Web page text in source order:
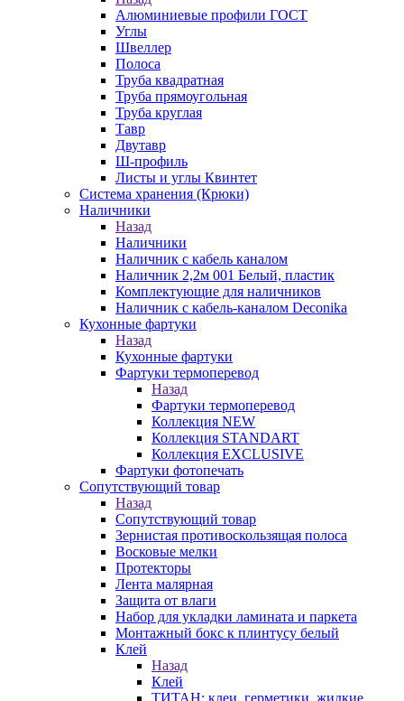
Алюминиевые профили ГОСТ
Углы
Швеллер
Полоса
Труба квадратная
Труба прямоугольная
Труба круглая
Тавр
Двутавр
Ш-профиль
Листы и углы Квинтет
Система хранения (Крюки)
Наличники
Назад
Наличники
Наличник с кабель каналом
Наличник 2,2м 001 Белый, пластик
Комплектующие для наличников
Наличник с кабель-каналом Deconika
Кухонные фартуки
Назад
Кухонные фартуки
Фартуки термоперевод
Назад
Фартуки термоперевод
Коллекция NEW
Коллекция STANDART
Коллекция EXCLUSIVE
Фартуки фотопечать
Сопутствующий товар
Назад
Сопутствующий товар
Зернистая противоскользящая полоса
Восковые мелки
Протекторы
Лента малярная
Защита от влаги
Набор для укладки ламината и паркета
Монтажный бокс к плинтусу белый
Клей
Назад
Клей
ТИТАН: клеи, герметики, жидкие